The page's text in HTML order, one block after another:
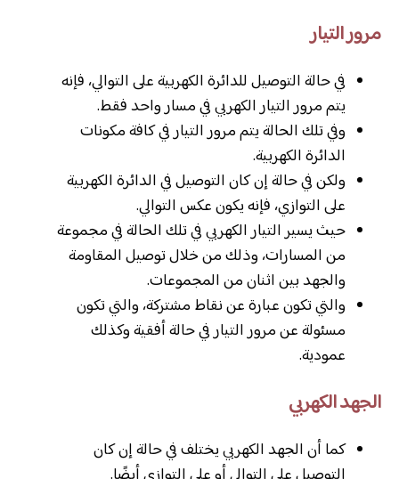
مرور التيار
في حالة التوصيل للدائرة الكهربية على التوالي، فإنه
يتم مرور التيار الكهربي في مسار واحد فقط.
وفي تلك الحالة يتم مرور التيار في كافة مكونات
الدائرة الكهربية.
ولكن في حالة إن كان التوصيل في الدائرة الكهربية
على التوازي، فإنه يكون عكس التوالي.
حيث يسير التيار الكهربي في تلك الحالة في مجموعة
من المسارات، وذلك من خلال توصيل المقاومة
والجهد بين اثنان من المجموعات.
والتي تكون عبارة عن نقاط مشتركة، والتي تكون
مسئولة عن مرور التيار في حالة أفقية وكذلك
عمودية.
الجهد الكهربي
كما أن الجهد الكهربي يختلف في حالة إن كان